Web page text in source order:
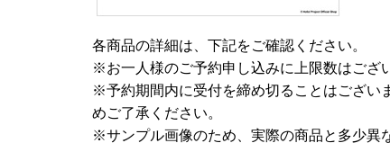
各商品の詳細は、下記をご確認ください。
※お一人様のご予約申し込みに上限数はござ
※予約期間内に受付を締め切ることはござい
めご了承ください。
※サンプル画像のため、実際の商品と多少異